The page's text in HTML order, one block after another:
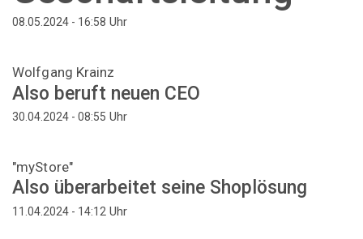
08.05.2024 - 16:58 Uhr
Wolfgang Krainz
Also beruft neuen CEO
30.04.2024 - 08:55 Uhr
"myStore"
Also überarbeitet seine Shoplösung
11.04.2024 - 14:12 Uhr